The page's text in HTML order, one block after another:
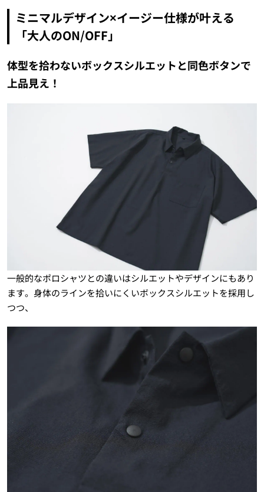
ミニマルデザイン×イージー仕様が叶える
「大人のON/OFF」
体型を拾わないボックスシルエットと同色ボタンで
上品見え！
一般的なポロシャツとの違いはシルエットやデザインにもあり
ます。身体のラインを拾いにくいボックスシルエットを採用し
つつ、